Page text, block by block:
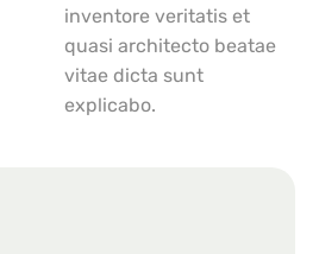
inventore veritatis et
quasi architecto beatae
vitae dicta sunt
explicabo.